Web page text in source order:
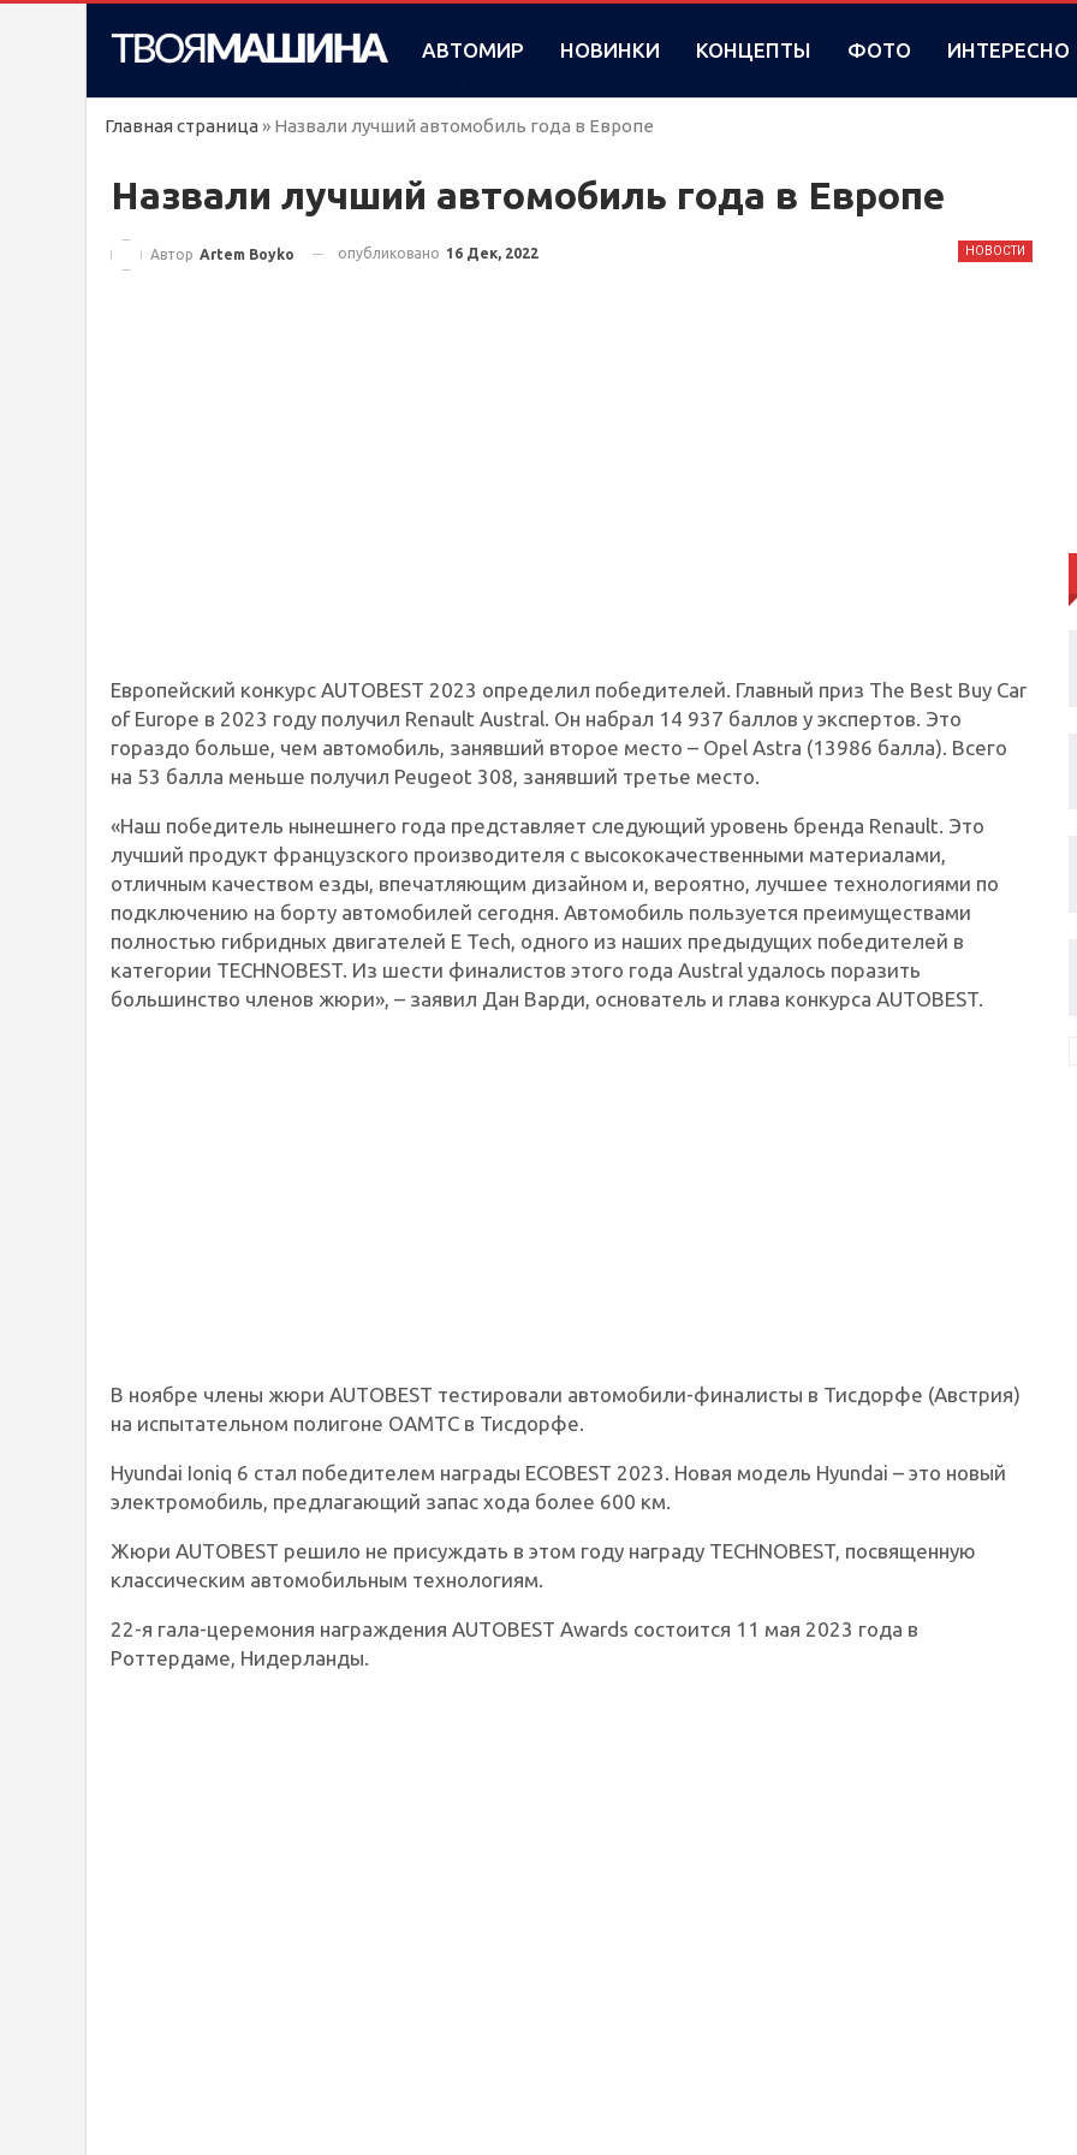
АВТОМИР НОВИНКИ КОНЦЕПТЫ ФОТО ИНТЕРЕСНО
Главная страница » Назвали лучший автомобиль года в Европе
Назвали лучший автомобиль года в Европе
НОВОСТИ
Автор Artem Boyko опубликовано 16 Дек, 2022
Европейский конкурс AUTOBEST 2023 определил победителей. Главный приз The Best Buy Car
of Europe в 2023 году получил Renault Austral. Он набрал 14 937 баллов у экспертов. Это
гораздо больше, чем автомобиль, занявший второе место – Opel Astra (13986 балла). Всего
на 53 балла меньше получил Peugeot 308, занявший третье место.
«Наш победитель нынешнего года представляет следующий уровень бренда Renault. Это
лучший продукт французского производителя с высококачественными материалами,
отличным качеством езды, впечатляющим дизайном и, вероятно, лучшее технологиями по
подключению на борту автомобилей сегодня. Автомобиль пользуется преимуществами
полностью гибридных двигателей E Tech, одного из наших предыдущих победителей в
категории TECHNOBEST. Из шести финалистов этого года Austral удалось поразить
большинство членов жюри», – заявил Дан Варди, основатель и глава конкурса AUTOBEST.
В ноябре члены жюри AUTOBEST тестировали автомобили-финалисты в Тисдорфе (Австрия)
на испытательном полигоне OAMTC в Тисдорфе.
Hyundai Ioniq 6 стал победителем награды ECOBEST 2023. Новая модель Hyundai – это новый
электромобиль, предлагающий запас хода более 600 км.
Жюри AUTOBEST решило не присуждать в этом году награду TECHNOBEST, посвященную
классическим автомобильным технологиям.
22-я гала-церемония награждения AUTOBEST Awards состоится 11 мая 2023 года в
Роттердаме, Нидерланды.